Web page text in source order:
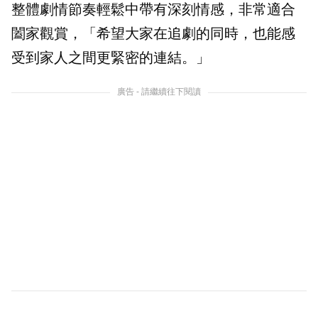
整體劇情節奏輕鬆中帶有深刻情感，非常適合
闔家觀賞，「希望大家在追劇的同時，也能感
受到家人之間更緊密的連結。」
廣告 - 請繼續往下閱讀